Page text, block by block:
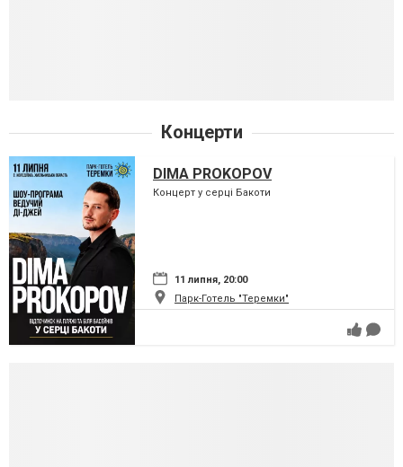
Концерти
DIMA PROKOPOV
Концерт у серці Бакоти
11 липня, 20:00
Парк-Готель "Теремки"